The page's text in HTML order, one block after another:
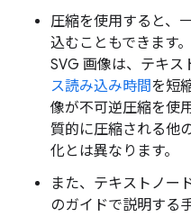
圧縮を使用すると、
込むこともできます
SVG 画像は、テキス
ス読み込み時間を短
像が不可逆圧縮を使
質的に圧縮される他
化とは異なります。
また、テキストノー
のガイドで説明する